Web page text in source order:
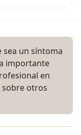
sea un síntoma
importante
en
otros